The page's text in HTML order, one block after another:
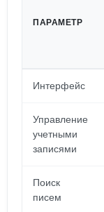
ПАРАМЕТР
Интерфейс
Управление
учетными
записями
Поиск
писем